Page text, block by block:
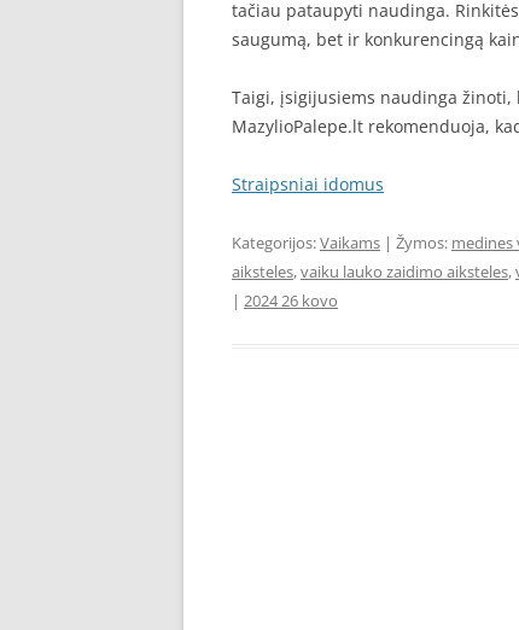
tačiau pataupyti naudinga.
saugumą, bet ir konkurencingą
Taigi, įsigijusiems naudinga žinoti,
MazylioPalepe.lt rekomenduoja,
Straipsniai idomus
Kategorijos:Vaikams | Žymos: medines
aiksteles,vaiku lauko zaidimo aiksteles,
| 2024 26 kovo